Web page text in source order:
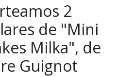
2
de "Mini
Milka", de
Guignot